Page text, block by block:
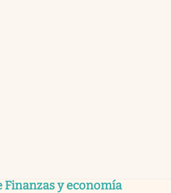
Finanzas y economía